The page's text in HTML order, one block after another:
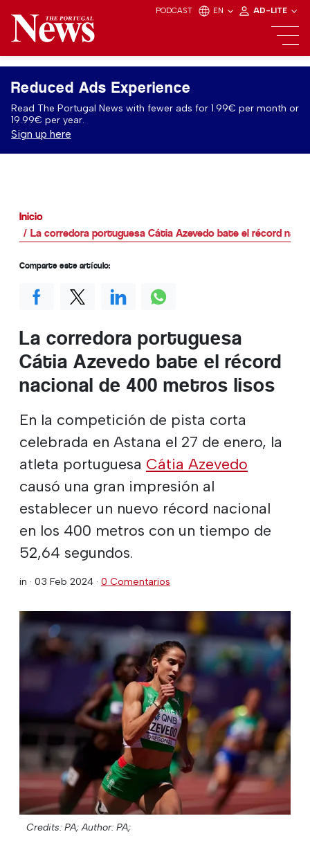
PODCAST EN AD-LITE
Reduced Ads Experience
Read The Portugal News with fewer ads for 1.99€ per month or
19.99€ per year.
Sign up here
Inicio
La corredora portuguesa Cátia Azevedo bate el récord
La corredora portuguesa
Cátia Azevedo bate el récord
nacional de 400 metros lisos
En la competición de pista corta
celebrada en Astana el 27 de enero, la
atleta portuguesa Cátia Azevedo
causó una gran impresión al
establecer un nuevo récord nacional
en los 400 metros con un tiempo de
52,64 segundos.
in · 03 Feb 2024 · 0 Comentarios
Credits: PA; Author: PA;
Comparte este artículo: